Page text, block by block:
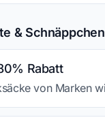
& Schnäppchen
Rabatt
von Marken